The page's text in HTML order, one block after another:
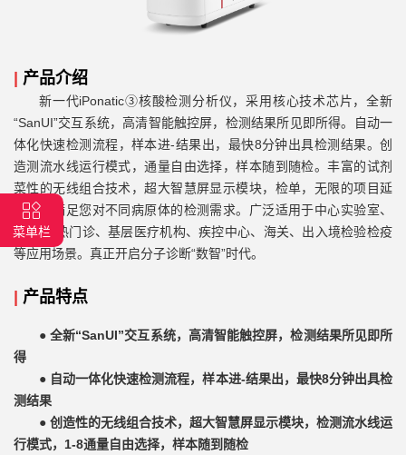
菜单栏
| 产品介绍
新一代iPonatic③核酸检测分析仪，采用核心技术芯片，全新
“SanUI”交互系统，高清智能触控屏，检测结果所见即所得。自动一
体化快速检测流程，样本进-结果出，最快8分钟出具检测结果。创
造测流水线运行模式，通量自由选择，样本随到随检。丰富的试剂
菜性的无线组合技术，超大智慧屏显示模块，检单，无限的项目延
展性，满足您对不同病原体的检测需求。广泛适用于中心实验室、
急诊/发热门诊、基层医疗机构、疾控中心、海关、出入境检验检疫
等应用场景。真正开启分子诊断“数智”时代。
| 产品特点
● 全新“SanUI”交互系统，高清智能触控屏，检测结果所见即所
得
● 自动一体化快速检测流程，样本进-结果出，最快8分钟出具检
测结果
● 创造性的无线组合技术，超大智慧屏显示模块，检测流水线运
行模式，1-8通量自由选择，样本随到随检